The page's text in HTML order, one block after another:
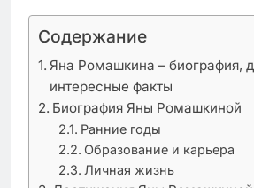
Содержание
Яна Ромашкина – биография,
интересные факты
Биография Яны Ромашкиной
Ранние годы
Образование и карьера
Личная жизнь